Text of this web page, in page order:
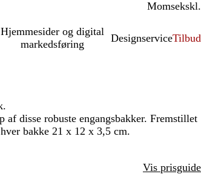
Momsinkl.
ekskl.
Hjemmesider og digital
markedsføring
DesignserviceTilbud
disse robuste engangsbakker. Fremstillet
bakke 21 x 12 x 3,5 cm.
Vis prisguide